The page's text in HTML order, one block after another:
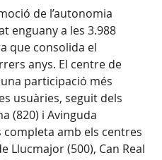
de l’autonomia
enguany a les 3.988
que consolida el
anys. El centre de
participació més
usuàries, seguit dels
(820) i Avinguda
completa amb els centres
Llucmajor (500), Can Real